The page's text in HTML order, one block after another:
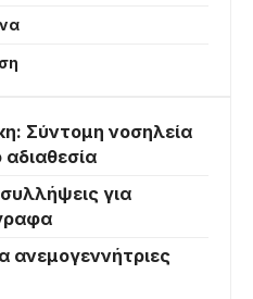
Σύντομη νοσηλεία
για
ανεμογεννήτριες